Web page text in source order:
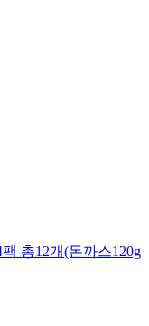
총12개(돈까스120g